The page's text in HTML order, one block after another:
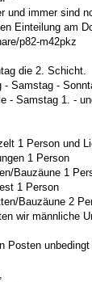
und immer sind
Einteilung am
p82-m42pkz
die 2. Schicht.
- Samstag -
- Samstag 1. -
1 Person und
1 Person
Bauzäune 1
1 Person
Bauzäune 2
wir männliche
Posten